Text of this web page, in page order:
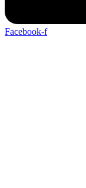
Facebook-f